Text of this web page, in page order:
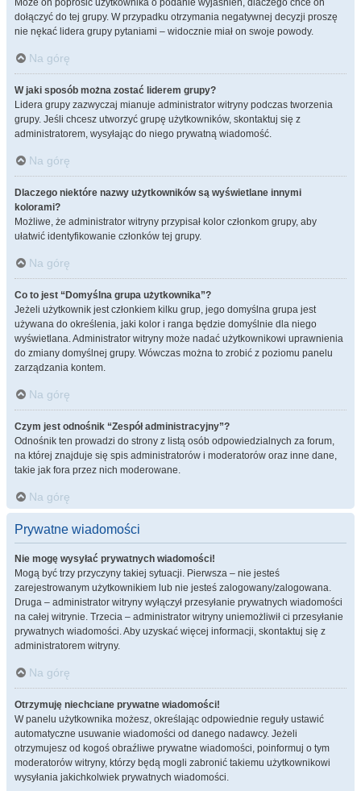
Może on poprosić użytkownika o podanie wyjaśnień, dlaczego chce on
dołączyć do tej grupy. W przypadku otrzymania negatywnej decyzji proszę
nie nękać lidera grupy pytaniami – widocznie miał on swoje powody.
Na górę
W jaki sposób można zostać liderem grupy?
Lidera grupy zazwyczaj mianuje administrator witryny podczas tworzenia
grupy. Jeśli chcesz utworzyć grupę użytkowników, skontaktuj się z
administratorem, wysyłając do niego prywatną wiadomość.
Na górę
Dlaczego niektóre nazwy użytkowników są wyświetlane innymi
kolorami?
Możliwe, że administrator witryny przypisał kolor członkom grupy, aby
ułatwić identyfikowanie członków tej grupy.
Na górę
Co to jest “Domyślna grupa użytkownika”?
Jeżeli użytkownik jest członkiem kilku grup, jego domyślna grupa jest
używana do określenia, jaki kolor i ranga będzie domyślnie dla niego
wyświetlana. Administrator witryny może nadać użytkownikowi uprawnienia
do zmiany domyślnej grupy. Wówczas można to zrobić z poziomu panelu
zarządzania kontem.
Na górę
Czym jest odnośnik “Zespół administracyjny”?
Odnośnik ten prowadzi do strony z listą osób odpowiedzialnych za forum,
na której znajduje się spis administratorów i moderatorów oraz inne dane,
takie jak fora przez nich moderowane.
Na górę
Prywatne wiadomości
Nie mogę wysyłać prywatnych wiadomości!
Mogą być trzy przyczyny takiej sytuacji. Pierwsza – nie jesteś
zarejestrowanym użytkownikiem lub nie jesteś zalogowany/zalogowana.
Druga – administrator witryny wyłączył przesyłanie prywatnych wiadomości
na całej witrynie. Trzecia – administrator witryny uniemożliwił ci przesyłanie
prywatnych wiadomości. Aby uzyskać więcej informacji, skontaktuj się z
administratorem witryny.
Na górę
Otrzymuję niechciane prywatne wiadomości!
W panelu użytkownika możesz, określając odpowiednie reguły ustawić
automatyczne usuwanie wiadomości od danego nadawcy. Jeżeli
otrzymujesz od kogoś obraźliwe prywatne wiadomości, poinformuj o tym
moderatorów witryny, którzy będą mogli zabronić takiemu użytkownikowi
wysyłania jakichkolwiek prywatnych wiadomości.